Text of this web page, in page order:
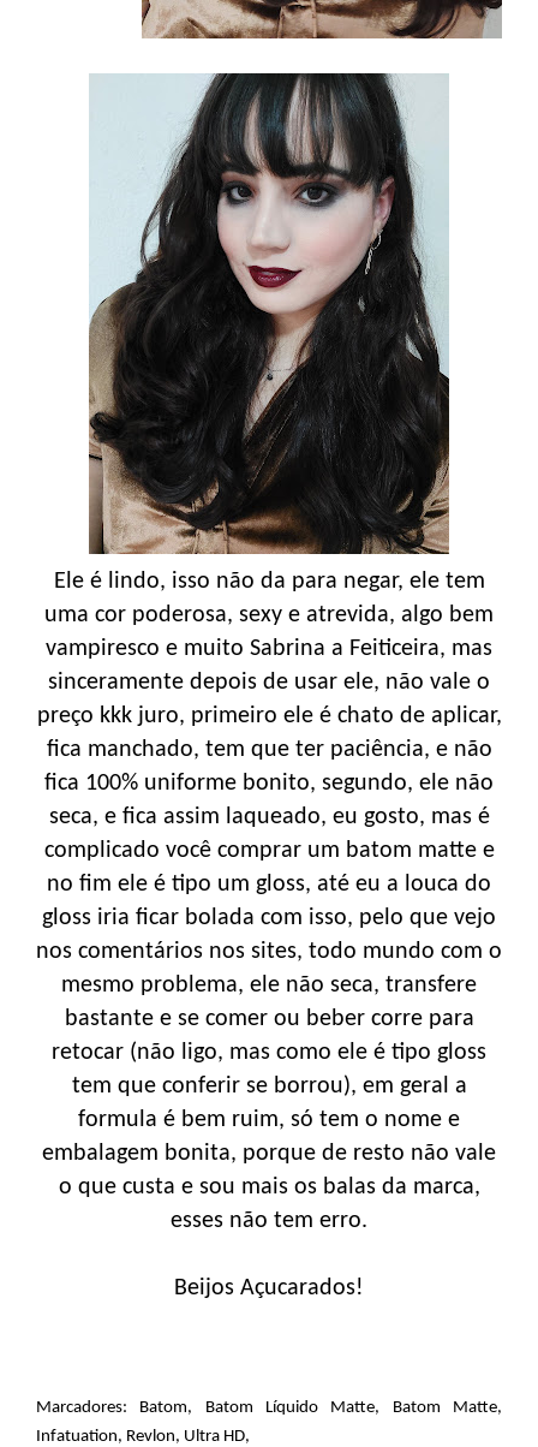
Ele é lindo, isso não da para negar, ele tem
uma cor poderosa, sexy e atrevida, algo bem
vampiresco e muito Sabrina a Feiticeira, mas
sinceramente depois de usar ele, não vale o
preço kkk juro, primeiro ele é chato de aplicar,
fica manchado, tem que ter paciência, e não
fica 100% uniforme bonito, segundo, ele não
seca, e fica assim laqueado, eu gosto, mas é
complicado você comprar um batom matte e
no fim ele é tipo um gloss, até eu a louca do
gloss iria ficar bolada com isso, pelo que vejo
nos comentários nos sites, todo mundo com o
mesmo problema, ele não seca, transfere
bastante e se comer ou beber corre para
retocar (não ligo, mas como ele é tipo gloss
tem que conferir se borrou), em geral a
formula é bem ruim, só tem o nome e
embalagem bonita, porque de resto não vale
o que custa e sou mais os balas da marca,
esses não tem erro.
Beijos Açucarados!
Marcadores: Batom, Batom Líquido Matte, Batom Matte,
Infatuation, Revlon, Ultra HD,